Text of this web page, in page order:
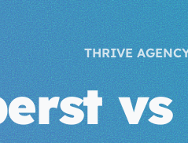
THRIVE
vs